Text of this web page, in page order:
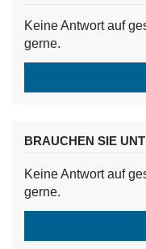
Keine Antwort auf
gerne.
BRAUCHEN SIE
Keine Antwort auf
gerne.